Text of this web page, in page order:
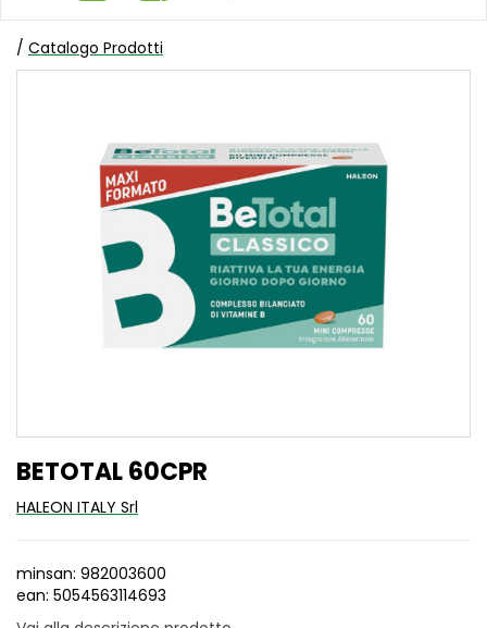
/ Catalogo Prodotti
BETOTAL 60CPR
HALEON ITALY Srl
minsan: 982003600
ean: 5054563114693